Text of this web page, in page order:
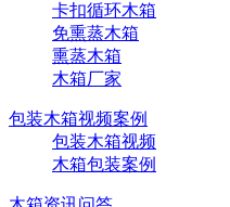
卡扣循环木箱
免熏蒸木箱
熏蒸木箱
木箱厂家
包装木箱视频案例
包装木箱视频
木箱包装案例